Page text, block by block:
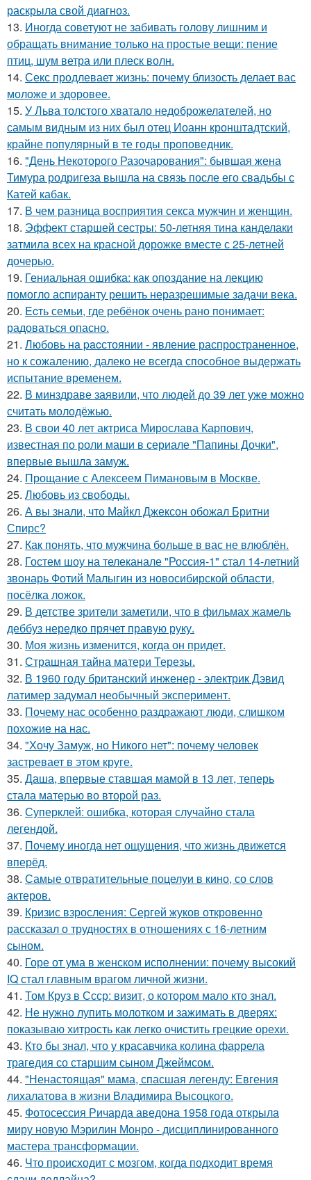
раскрыла свой диагноз.
13. Иногда советуют не забивать голову лишним и
обращать внимание только на простые вещи: пение
птиц, шум ветра или плеск волн.
14. Секс продлевает жизнь: почему близость делает вас
моложе и здоровее.
15. У Льва толстого хватало недоброжелателей, но
самым видным из них был отец Иоанн кронштадтский,
крайне популярный в те годы проповедник.
16. "День Некоторого Разочарования": бывшая жена
Тимура родригеза вышла на связь после его свадьбы с
Катей кабак.
17. В чем разница восприятия секса мужчин и женщин.
18. Эффект старшей сестры: 50-летняя тина канделаки
затмила всех на красной дорожке вместе с 25-летней
дочерью.
19. Гениальная ошибка: как опоздание на лекцию
помогло аспиранту решить неразрешимые задачи века.
20. Ecть семьи, где ребёнок очень рано понимает:
радоваться опасно.
21. Любовь нa pacстоянии - явление распространенное,
но к сожалению, далеко не всегда способное выдержать
испытание временем.
22. В минздраве заявили, что людей до 39 лет уже можно
считать молодёжью.
23. В свои 40 лет актриса Мирослава Карпович,
известная по роли маши в сериале "Папины Дочки",
впервые вышла замуж.
24. Прощание с Алексеем Пимановым в Москве.
25. Любовь из свободы.
26. А вы знали, что Майкл Джексон обожал Бритни
Спирс?
27. Как понять, что мужчина больше в вас не влюблён.
28. Гостем шоу на телеканале "Россия-1" стал 14-летний
звонарь Фотий Малыгин из новосибирской области,
посёлка ложок.
29. В детстве зрители заметили, что в фильмах жамель
деббуз нередко прячет правую руку.
30. Моя жизнь изменится, когда он придет.
31. Страшная тайна матери Терезы.
32. В 1960 году британский инженер - электрик Дэвид
латимер задумал необычный эксперимент.
33. Почему нас особенно раздражают люди, слишком
похожие на нас.
34. "Хочу Замуж, но Никого нет": почему человек
застревает в этом круге.
35. Даша, впервые ставшая мамой в 13 лет, теперь
стала матерью во второй раз.
36. Суперклей: ошибка, которая случайно стала
легендой.
37. Почему иногда нет ощущения, что жизнь движется
вперёд.
38. Самые отвратительные поцелуи в кино, со слов
актеров.
39. Кризис взросления: Сергей жуков откровенно
рассказал о трудностях в отношениях с 16-летним
сыном.
40. Горе от ума в женском исполнении: почему высокий
IQ стал главным врагом личной жизни.
41. Том Круз в Ссср: визит, о котором мало кто знал.
42. Не нужно лупить молотком и зажимать в дверях:
показываю хитрость как легко очистить грецкие орехи.
43. Кто бы знал, что у красавчика колина фаррела
трагедия со старшим сыном Джеймсом.
44. "Ненастоящая" мама, спасшая легенду: Евгения
лихалатова в жизни Владимира Высоцкого.
45. Фотосессия Ричарда аведона 1958 года открыла
миру новую Мэрилин Монро - дисциплинированного
мастера трансформации.
46. Что происходит с мозгом, когда подходит время